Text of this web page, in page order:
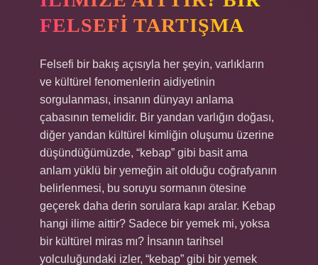
FELSEFI TARTIŞMA
Felsefi bir bakış açısıyla her şeyin, varlıkların
ve kültürel fenomenlerin aidiyetinin
sorgulanması, insanın dünyayı anlama
çabasının temelidir. Bir yandan varlığın doğası,
diğer yandan kültürel kimliğin oluşumu üzerine
düşündüğümüzde, “kebap” gibi basit ama
anlam yüklü bir yemeğin ait olduğu coğrafyanın
belirlenmesi, bu soruyu sormanın ötesine
geçerek daha derin sorulara kapı aralar. Kebap
hangi ilime aittir? Sadece bir yemek mi, yoksa
bir kültürel miras mı? İnsanın tarihsel
yolculuğundaki izler, “kebap” gibi bir yemek